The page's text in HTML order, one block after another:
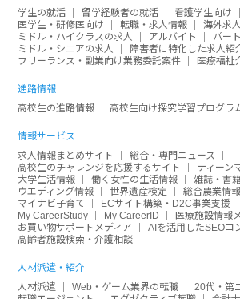
学生の就活
留学経験者の就活
看護学生向け
医学生・研修医向け
転職・求人情報
海外求人
ミドル・ハイクラスの求人
アルバイト
パート
ミドル・シニアの求人
障害者に特化した求人紹
フリーランス・副業向け業務委託案件
医療福祉
進路情報
高校生の進路情報
高校生向け探究学習プログラ
情報サービス
求人情報まとめサイト
総合・専門ニュース
高校生のチャレンジを応援するサイト
ティーン
大学生活情報
働く女性の生活情報
雑誌・書
ウエディング情報
世界遺産検定
総合農業情
マイナビ子育て
ECサイト構築・D2C事業支援
My CareerStudy
My CareerID
医療施設情報
お買い物サポートメディア
AIを活用したSEOコ
高齢者施設検索・介護相談
人材派遣・紹介
人材派遣
Web・ゲーム業界の転職 20代・第